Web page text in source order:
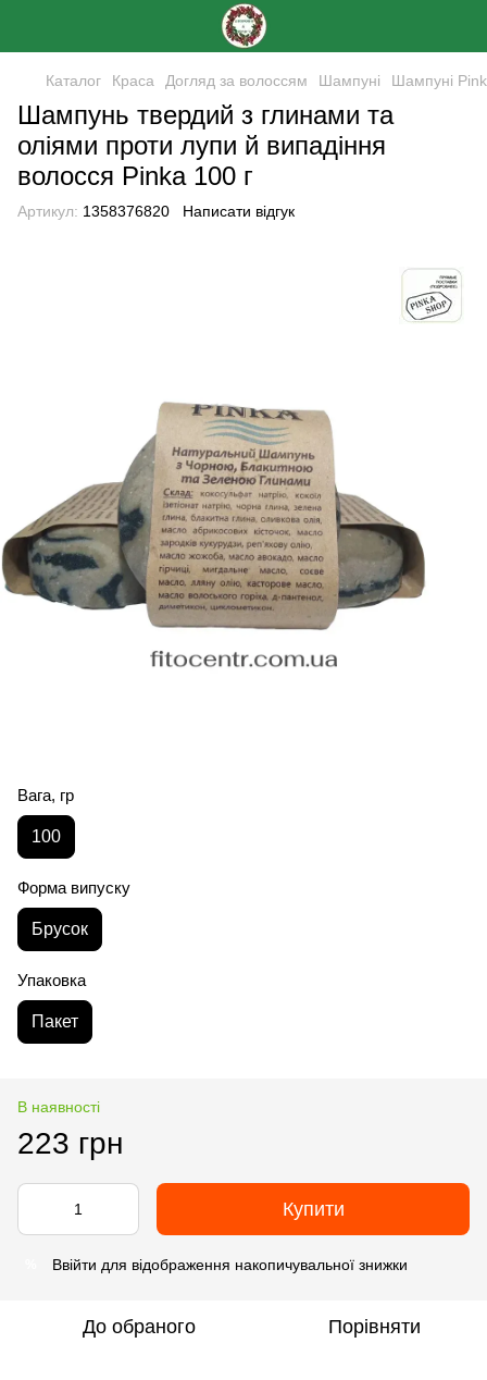
Каталог Краса Догляд за волоссям Шампуні Шампуні
Шампунь твердий з глинами та
оліями проти лупи й випадіння
волосся Pinka 100 г
Артикул: 1358376820 Написати відгук
Вага, гр
100
Форма випуску
Брусок
Упаковка
Пакет
В наявності
223 грн
Купити
Ввійти для відображення накопичувальної знижки
До обраного Порівняти